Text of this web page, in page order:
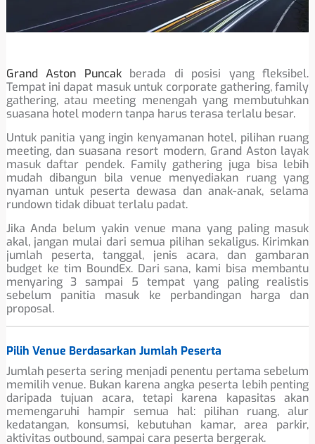
Grand Aston Puncakberada di posisi yang fleksibel.
Tempat ini dapat masuk untuk corporate gathering, family
gathering, atau meeting menengah yang membutuhkan
suasana hotel modern tanpa harus terasa terlalu besar.
Untuk panitia yang ingin kenyamanan hotel, pilihan ruang
meeting, dan suasana resort modern, Grand Aston layak
masuk daftar pendek. Family gathering juga bisa lebih
mudah dibangun bila venue menyediakan ruang yang
nyaman untuk peserta dewasa dan anak-anak, selama
rundown tidak dibuat terlalu padat.
Jika Anda belum yakin venue mana yang paling masuk
akal, jangan mulai dari semua pilihan sekaligus. Kirimkan
jumlah peserta, tanggal, jenis acara, dan gambaran
budget ke tim BoundEx. Dari sana, kami bisa membantu
menyaring 3 sampai 5 tempat yang paling realistis
sebelum panitia masuk ke perbandingan harga dan
proposal.
Pilih Venue Berdasarkan Jumlah Peserta
Jumlah peserta sering menjadi penentu pertama sebelum
memilih venue. Bukan karena angka peserta lebih penting
daripada tujuan acara, tetapi karena kapasitas akan
memengaruhi hampir semua hal: pilihan ruang, alur
kedatangan, konsumsi, kebutuhan kamar, area parkir,
aktivitas outbound, sampai cara peserta bergerak.